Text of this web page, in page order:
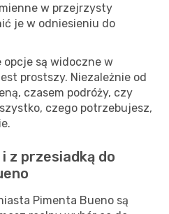
w przejrzysty
je w odniesieniu do
są widoczne w
prostszy. Niezależnie od
czasem podróży, czy
czego potrzebujesz,
z przesiadką do
Pimenta Bueno są